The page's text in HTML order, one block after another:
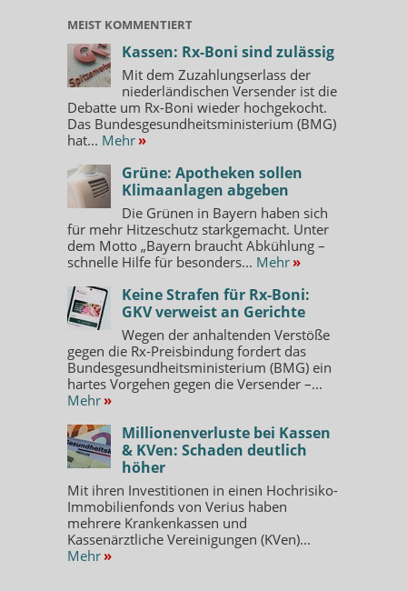
MEIST KOMMENTIERT
Kassen: Rx-Boni sind zulässig
Mit dem Zuzahlungserlass der
niederländischen Versender ist die
Debatte um Rx-Boni wieder hochgekocht.
Das Bundesgesundheitsministerium (BMG)
hat... Mehr »
Grüne: Apotheken sollen
Klimaanlagen abgeben
Die Grünen in Bayern haben sich
für mehr Hitzeschutz starkgemacht. Unter
dem Motto „Bayern braucht Abkühlung –
schnelle Hilfe für besonders... Mehr »
Keine Strafen für Rx-Boni:
GKV verweist an Gerichte
Wegen der anhaltenden Verstöße
gegen die Rx-Preisbindung fordert das
Bundesgesundheitsministerium (BMG) ein
hartes Vorgehen gegen die Versender –...
Mehr »
Millionenverluste bei Kassen
& KVen: Schaden deutlich
höher
Mit ihren Investitionen in einen Hochrisiko-
Immobilienfonds von Verius haben
mehrere Krankenkassen und
Kassenärztliche Vereinigungen (KVen)...
Mehr »